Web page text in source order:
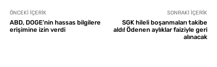
ÖNCEKI İÇERIK
ABD, DOGE’nin hassas bilgilere
erişimine izin verdi
SONRAKI İÇERIK
SGK hileli boşanmaları takibe
aldı! Ödenen aylıklar faiziyle geri
alınacak